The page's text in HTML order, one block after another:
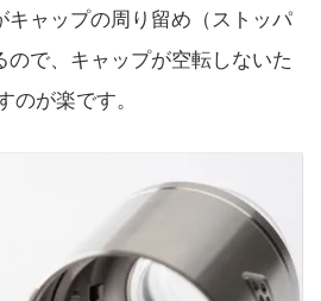
キャップの周り留め（ストッパ
ので、キャップが空転しないた
のが楽です。